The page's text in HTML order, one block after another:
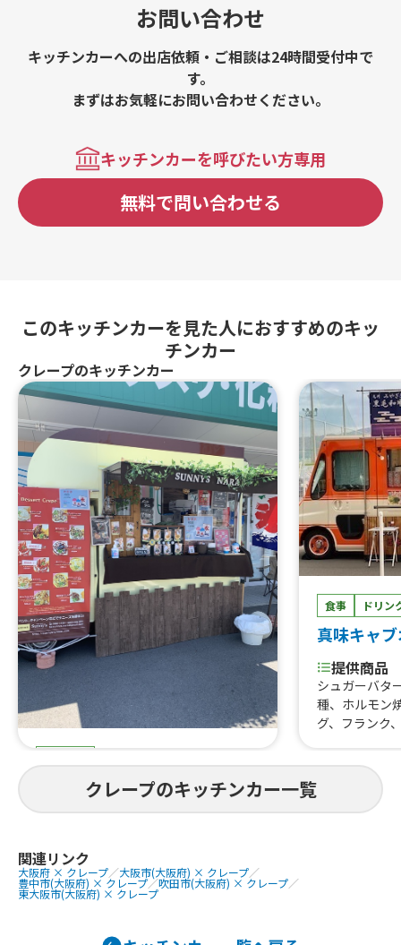
お問い合わせ
キッチンカーへの出店依頼・ご相談は24時間受付中で
す。
まずはお気軽にお問い合わせください。
キッチンカーを呼びたい方専用
無料で問い合わせる
このキッチンカーを見た人におすすめのキッ
チンカー
クレープのキッチンカー
サニーズ奈良店
提供商品
食事 ドリン
真味キャ
提供商品
シュガーバタ
種、ホルモン
グ、フランク
どん、ラスポ
ソフトクリ
パイン氷り
、フルフル
クレープのキッチンカー一覧
関連リンク
大阪府 × クレープ／大阪市(大阪府) × クレープ／
豊中市(大阪府) × クレープ／吹田市(大阪府) × クレープ／
東大阪市(大阪府) × クレープ